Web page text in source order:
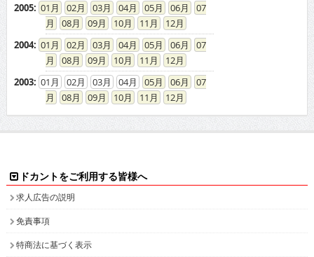
2005: 01 02 03 04 05 06
07
08
09 10 11
12
2004: 01 02 03 04 05 06
07
08
09 10 11
12
2003: 01 02 03 04 05 06
07
08
09 10 11 12
ドカントをご利用する皆様へ
求人広告の説明
免責事項
特商法に基づく表示